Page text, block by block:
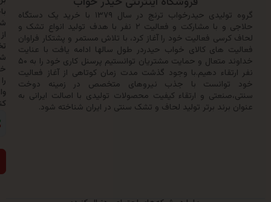
گروه تولیدی حیدرخواب ترنج در سال ۱۳۷۹ با خرید یک دستگاه
حلاجی و با مشارکت و فعالیت ۲ نفر با هدف تولید انواع تشک و
فعالیت خود را آغاز کرد، با تلاش مستمر و پشتکار فراوان
های کالای خواب حیدردر طول سالها ادامه یافت با عنایت
خداوند متعال و حمایت مشتریان توانستیم پرسنل کاری خود را به ۵۰
دهیم.با وجود گذشت مدت زمان کوتاهی از آغاز فعالیت
با جذب نیروهای متخصص در زمینه دوخت
و ارتقاء کیفیت محصولات تولیدی با اصالت ایرانی به
برتر تولید لحاف و تشک سنتی در ایران شناخته شود.
باخبر
شدن
از
تخفیف‌ها
شماره
خود
وارد
کنید: